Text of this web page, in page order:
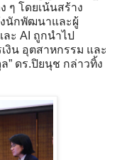
ๆ โดยเน้นสร้าง
นักพัฒนาและผู้
ะ AI ถูกนำไป
งิน อุตสาหกรรม และ
ดร.ปิยนุช กล่าวทิ้ง